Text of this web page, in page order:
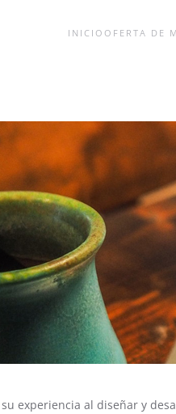
INICIO OFERTA DE
experiencia al diseñar y